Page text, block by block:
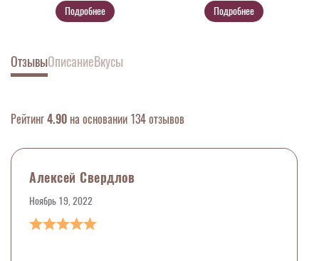
Подробнее Подробнее
ОтзывыОписаниеВкусы
Рейтинг4.90 на основании 134 отзывов
Алексей Свердлов
Ноябрь 19, 2022